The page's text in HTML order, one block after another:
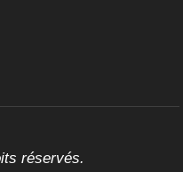
réservés.